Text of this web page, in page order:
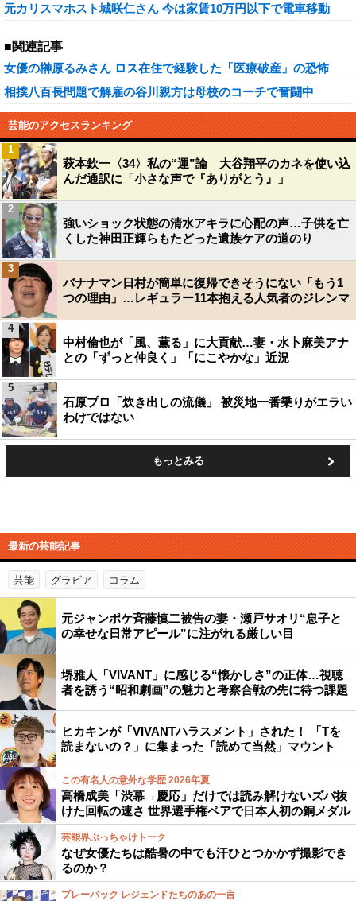
元カリスマホスト城咲仁さん 今は家賃10万円以下で電車移動
■関連記事
女優の榊原るみさん ロス在住で経験した「医療破産」の恐怖
相撲八百長問題で解雇の谷川親方は母校のコーチで奮闘中
芸能のアクセスランキング
萩本欽一〈34〉私の“運”論 大谷翔平のカネを使い込
んだ通訳に「小さな声で『ありがとう』」
1
強いショック状態の清水アキラに心配の声…子供を亡
くした神田正輝らもたどった遺族ケアの道のり
2
バナナマン日村が簡単に復帰できそうにない「もう1
つの理由」…レギュラー11本抱える人気者のジレンマ
3
中村倫也が「風、薫る」に大貢献…妻・水卜麻美アナ
との「ずっと仲良く」「にこやかな」近況
4
石原プロ「炊き出しの流儀」 被災地一番乗りがエラい
わけではない
5
もっとみる
最新の芸能記事
芸能 グラビア コラム
元ジャンポケ斉藤慎二被告の妻・瀬戸サオリ“息子と
の幸せな日常アピール”に注がれる厳しい目
堺雅人「VIVANT」に感じる“懐かしさ”の正体…視聴
者を誘う“昭和劇画”の魅力と考察合戦の先に待つ課題
ヒカキンが「VIVANTハラスメント」された！ 「Tを
読まないの？」に集まった「読めて当然」マウント
この有名人の意外な学歴 2026年夏
高橋成美「渋幕→慶応」だけでは読み解けないズバ抜
けた回転の速さ 世界選手権ペアで日本人初の銅メダル
芸能界ぶっちゃけトーク
なぜ女優たちは酷暑の中でも汗ひとつかかず撮影でき
るのか？
プレーバック レジェンドたちのあの一言